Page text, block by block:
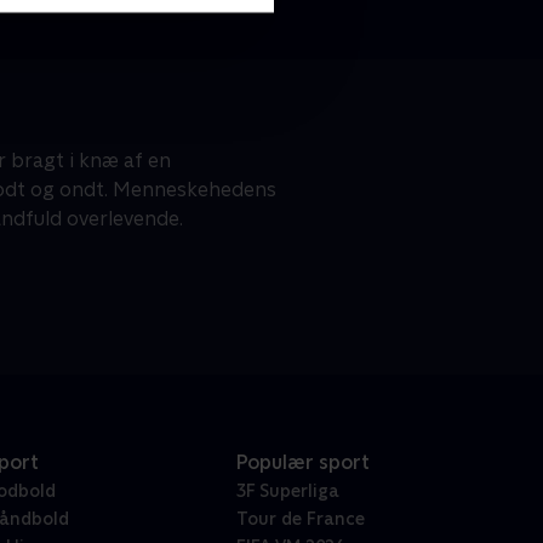
bragt i knæ af en
og ondt. Menneskehedens
overlevende.
Populær sport
3F Superliga
Tour de France